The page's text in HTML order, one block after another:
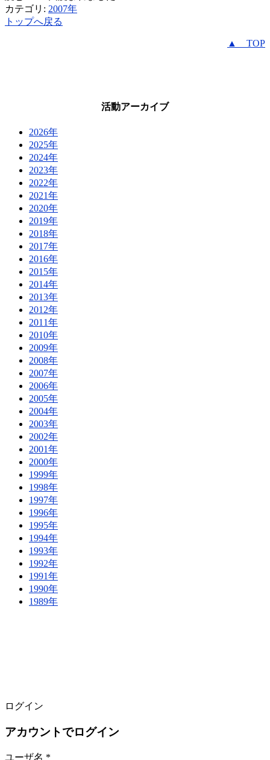
カテゴリ: 2007年
トップへ戻る
▲ TOP
活動アーカイブ
2026年
2025年
2024年
2023年
2022年
2021年
2020年
2019年
2018年
2017年
2016年
2015年
2014年
2013年
2012年
2011年
2010年
2009年
2008年
2007年
2006年
2005年
2004年
2003年
2002年
2001年
2000年
1999年
1998年
1997年
1996年
1995年
1994年
1993年
1992年
1991年
1990年
1989年
ログイン
アカウントでログイン
ユーザ名 *